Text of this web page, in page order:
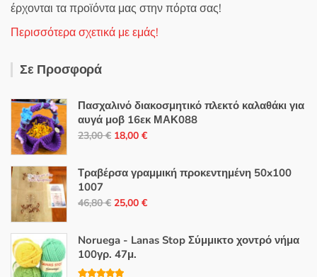
έρχονται τα προϊόντα μας στην πόρτα σας!
Περισσότερα σχετικά με εμάς!
Σε Προσφορά
Πασχαλινό διακοσμητικό πλεκτό καλαθάκι για
αυγά μοβ 16εκ ΜΑΚ088
23,00€ Original
was:
18,00 €Η
τιμή
18,00 €.
Τραβέρσα γραμμική προκεντημένη 50x100
1007
46,80€ Original
was:
46,80 €.
25,00 €Η
τιμή
Noruega - Lanas Stop Σύμμικτο χοντρό νήμα
100γρ. 47μ.